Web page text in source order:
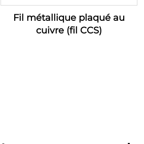
Fil métallique plaqué au
cuivre (fil CCS)